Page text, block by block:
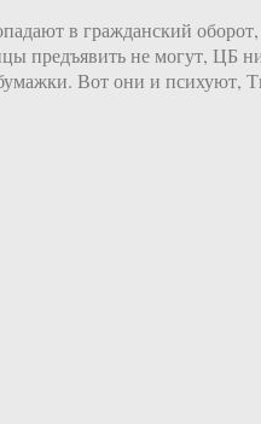
в гражданский оборот,
предъявить не могут, ЦБ
Вот они и психуют,